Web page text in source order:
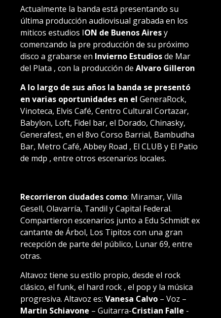
Actualmente la banda está presentando su
última producción audiovisual grabada en los
miticos estudios ION de Buenos Airesy
comenzando la pre producción de su próximo
disco a grabarse en Invierno Estudiosde Mar
del Plata , con la producción de Alvaro Gilleron
A lo largo de sus años la banda se presentó
en varias oportunidades en el GeneraRock,
Vinoteca, Elvis Café, Centro Cultural Cortazar,
Babylon, Loft, Fidel bar, el Dorado, Chinasky,
Generafest, en el 8vo Corso Barrial, Bambudha
Bar, Metro Café, Abbey Road , El CLUB y El Patio
de mdp , entre otros escenarios locales.
Recorrieron ciudades como: Miramar, Villa
Gesell, Olavarría, Tandil y Capital Federal.
Compartieron escenarios junto a Edu Schmidt ex
cantante de Árbol, Los Tipitos con una gran
recepción de parte del público, Lunar 69, entre
otras.
Altavoz tiene su estilo propio, desde el rock
clásico, el funk, el hard rock , el pop y la música
progresiva. Altavoz es: Vanesa Calvo – Voz –
Martin Schiavone – Guitarra-Cristian Falle -